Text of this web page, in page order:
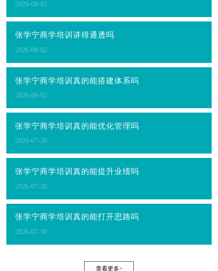
2026-08-02
张学宁商学培训讲得通透吗
2026-08-02
张学宁商学培训真的能搭建体系吗
2026-08-02
张学宁商学培训真的能优化管理吗
2026-07-30
张学宁商学培训真的能提升业绩吗
2026-07-30
张学宁商学培训真的能打开思路吗
2026-07-30
查看更多>